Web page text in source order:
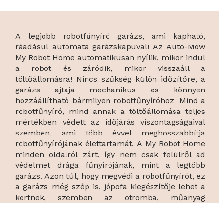
A legjobb robotfűnyíró garázs, ami kapható,
ráadásul automata garázskapuval! Az Auto-Mow
My Robot Home automatikusan nyílik, mikor indul
a robot és záródik, mikor visszaáll a
töltőállomásra! Nincs szűkség külön időzítőre, a
garázs ajtaja mechanikus és könnyen
hozzáállítható bármilyen robotfűnyíróhoz. Mind a
robotfűnyíró, mind annak a töltőállomása teljes
mértékben védett az időjárás viszontagságaival
szemben, ami több évvel meghosszabbítja
robotfűnyírójának élettartamát. A My Robot Home
minden oldalról zárt, így nem csak felülről ad
védelmet drága fűnyírójának, mint a legtöbb
garázs. Azon túl, hogy megvédi a robotfűnyírót, ez
a garázs még szép is, jópofa kiegészítője lehet a
kertnek, szemben az otromba, műanyag